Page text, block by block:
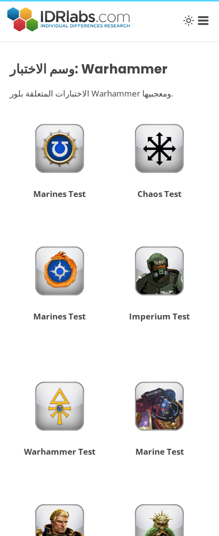
وسم الاختبار: Warhammer
الاختبارات المتعلقة بلور Warhammer ومعجبيها.
Marines Test Chaos Test
Marines Test Imperium Test
Warhammer Test Marine Test